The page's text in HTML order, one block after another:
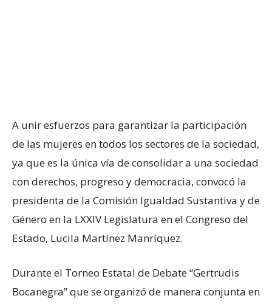
A unir esfuerzos para garantizar la participación
de las mujeres en todos los sectores de la sociedad,
ya que es la única vía de consolidar a una sociedad
con derechos, progreso y democracia, convocó la
presidenta de la Comisión Igualdad Sustantiva y de
Género en la LXXIV Legislatura en el Congreso del
Estado, Lucila Martínez Manríquez.
Durante el Torneo Estatal de Debate “Gertrudis
Bocanegra” que se organizó de manera conjunta en